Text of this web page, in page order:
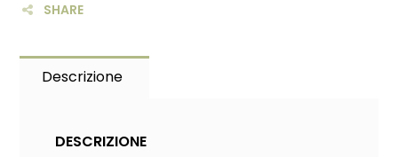
SHARE
Descrizione
DESCRIZIONE